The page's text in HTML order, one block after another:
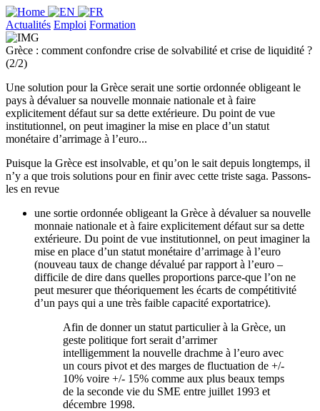
Actualités Emploi Formation
Grèce : comment confondre crise de solvabilité et crise de liquidité ?
(2/2)
Une solution pour la Grèce serait une sortie ordonnée obligeant le
pays à dévaluer sa nouvelle monnaie nationale et à faire
explicitement défaut sur sa dette extérieure. Du point de vue
institutionnel, on peut imaginer la mise en place d’un statut
monétaire d’arrimage à l’euro...
Puisque la Grèce est insolvable, et qu’on le sait depuis longtemps, il
n’y a que trois solutions pour en finir avec cette triste saga. Passons-
les en revue
une sortie ordonnée obligeant la Grèce à dévaluer sa nouvelle
monnaie nationale et à faire explicitement défaut sur sa dette
extérieure. Du point de vue institutionnel, on peut imaginer la
mise en place d’un statut monétaire d’arrimage à l’euro
(nouveau taux de change dévalué par rapport à l’euro –
difficile de dire dans quelles proportions parce-que l’on ne
peut mesurer que théoriquement les écarts de compétitivité
d’un pays qui a une très faible capacité exportatrice).
Afin de donner un statut particulier à la Grèce, un
geste politique fort serait d’arrimer
intelligemment la nouvelle drachme à l’euro avec
un cours pivot et des marges de fluctuation de +/-
10% voire +/- 15% comme aux plus beaux temps
de la seconde vie du SME entre juillet 1993 et
décembre 1998.